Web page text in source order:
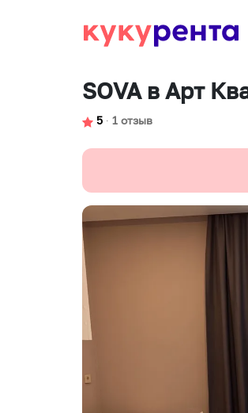
SOVA в Арт
5 ∙ 1 отзыв